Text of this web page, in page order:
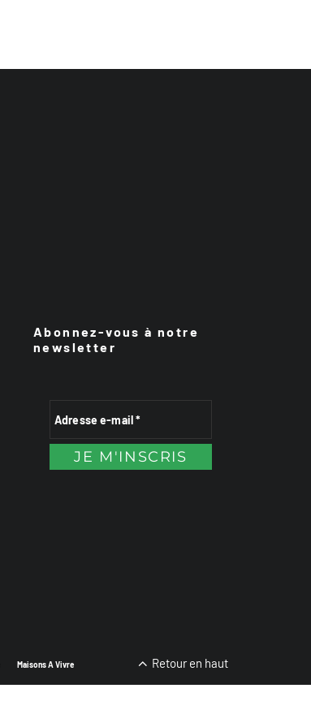
Abonnez-vous à notre
newsletter
Maisons A Vivre Retour en haut